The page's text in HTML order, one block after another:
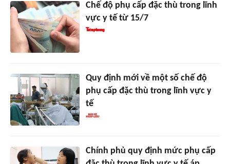
Chế độ phụ cấp đặc thù trong lĩnh
vực y tế từ 15/7
Quy định mới về một số chế độ
phụ cấp đặc thù trong lĩnh vực y
tế
Chính phủ quy định mức phụ cấp